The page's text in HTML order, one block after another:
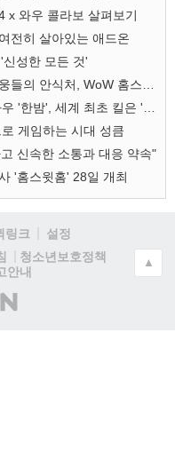
x 와우 콜라보 살펴보기
전히 살아있는 애드온
성한 모든 것'
게임하는 시대 성큼
신속한 소통과 대응 약속"
'홈스윗홈' 28일 개최
링크
설정
청소년보호정책
안내
▲